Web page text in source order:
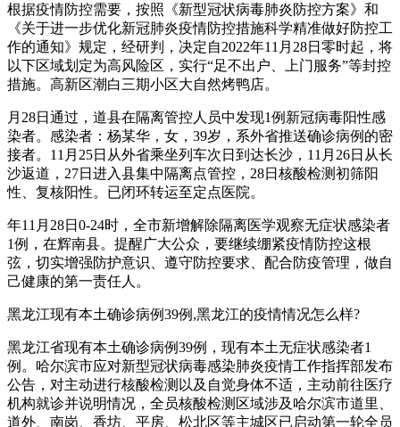
根据疫情防控需要，按照《新型冠状病毒肺炎防控方案》和
《关于进一步优化新冠肺炎疫情防控措施科学精准做好防控工
作的通知》规定，经研判，决定自2022年11月28日零时起，将
以下区域划定为高风险区，实行“足不出户、上门服务”等封控
措施。高新区潮白三期小区大自然烤鸭店。
月28日通过，道县在隔离管控人员中发现1例新冠病毒阳性感
染者。感染者：杨某华，女，39岁，系外省推送确诊病例的密
接者。11月25日从外省乘坐列车次日到达长沙，11月26日从长
沙返道，27日进入县集中隔离点管控，28日核酸检测初筛阳
性、复核阳性。已闭环转运至定点医院。
年11月28日0-24时，全市新增解除隔离医学观察无症状感染者
1例，在辉南县。提醒广大公众，要继续绷紧疫情防控这根
弦，切实增强防护意识、遵守防控要求、配合防疫管理，做自
己健康的第一责任人。
黑龙江现有本土确诊病例39例,黑龙江的疫情情况怎么样?
黑龙江省现有本土确诊病例39例，现有本土无症状感染者1
例。哈尔滨市应对新型冠状病毒感染肺炎疫情工作指挥部发布
公告，对主动进行核酸检测以及自觉身体不适，主动前往医疗
机构就诊并说明情况，全员核酸检测区域涉及哈尔滨市道里、
道外、南岗、香坊、平房、松北区等主城区已启动第一轮全员